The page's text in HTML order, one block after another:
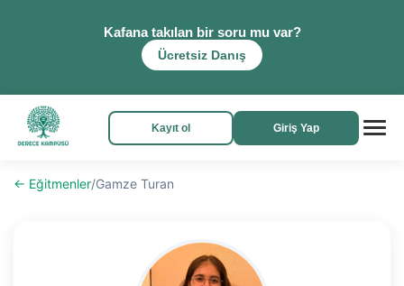
Kafana takılan bir soru mu var?
Ücretsiz Danış
Kayıt ol Giriş Yap
← Eğitmenler/Gamze Turan